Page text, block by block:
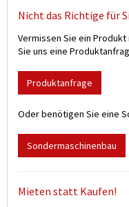
Nicht das Richtige für
Vermissen Sie ein
Sie uns eine
Produktanfrage
Oder benötigen Sie eine
Sondermaschinenbau
Mieten statt Kaufen!